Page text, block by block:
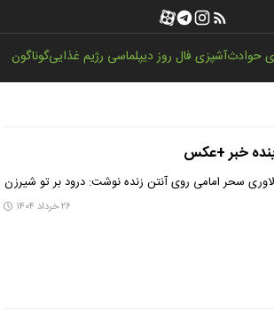
حوادثآشپزیفال روزدیپلماسی رژیم غذاییگوناگون
خبر +عکس
سحر امامی روی آنتن زنده نوشت: درود بر تو شیرزن
۲۶ خرداد ۱۴۰۴